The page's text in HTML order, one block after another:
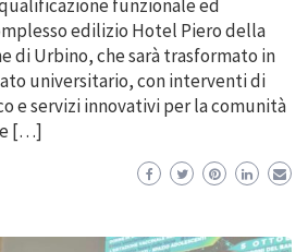
funzionale ed
edilizio Hotel Piero della
di Urbino, che sarà trasformato in
universitario, con interventi di
e servizi innovativi per la comunità
[…]